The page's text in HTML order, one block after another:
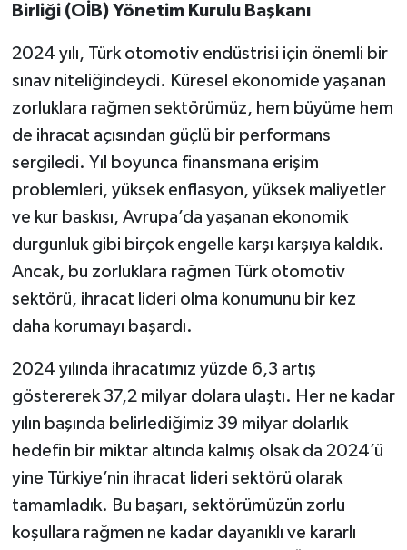
Birliği (OİB) Yönetim Kurulu Başkanı
2024 yılı, Türk otomotiv endüstrisi için önemli bir
sınav niteliğindeydi. Küresel ekonomide yaşanan
zorluklara rağmen sektörümüz, hem büyüme hem
de ihracat açısından güçlü bir performans
sergiledi. Yıl boyunca finansmana erişim
problemleri, yüksek enflasyon, yüksek maliyetler
ve kur baskısı, Avrupa’da yaşanan ekonomik
durgunluk gibi birçok engelle karşı karşıya kaldık.
Ancak, bu zorluklara rağmen Türk otomotiv
sektörü, ihracat lideri olma konumunu bir kez
daha korumayı başardı.
2024 yılında ihracatımız yüzde 6,3 artış
göstererek 37,2 milyar dolara ulaştı. Her ne kadar
yılın başında belirlediğimiz 39 milyar dolarlık
hedefin bir miktar altında kalmış olsak da 2024’ü
yine Türkiye’nin ihracat lideri sektörü olarak
tamamladık. Bu başarı, sektörümüzün zorlu
koşullara rağmen ne kadar dayanıklı ve kararlı